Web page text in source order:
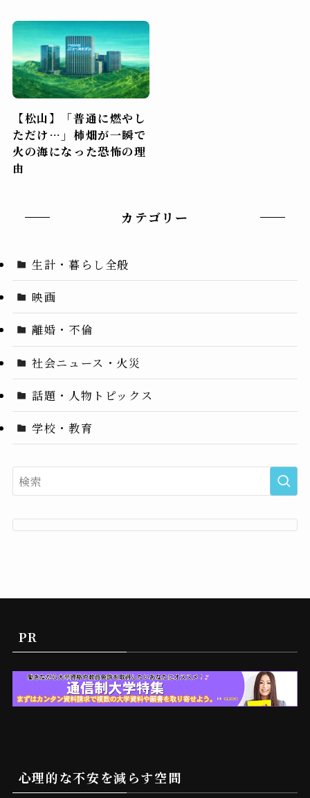
【松山】「普通に燃やし
ただけ…」柿畑が一瞬で
火の海になった恐怖の理
由
カテゴリー
生計・暮らし全般
映画
離婚・不倫
社会ニュース・火災
話題・人物トピックス
学校・教育
PR
心理的な不安を減らす空間